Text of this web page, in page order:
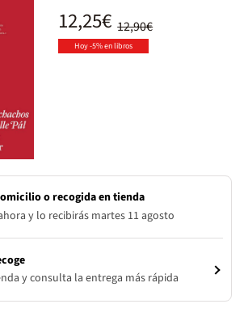
12,90€
12,25€
Hoy -5% en libros
o recogida en tienda
y lo recibirás martes 11 agosto
y consulta la entrega más rápida